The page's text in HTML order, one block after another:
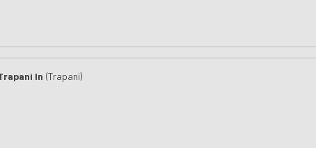
In (Trapani)